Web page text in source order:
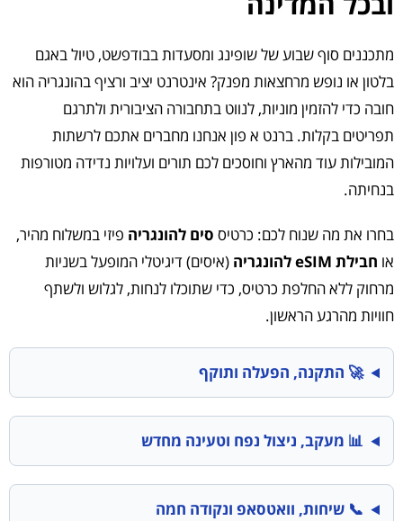
מתכננים סוף שבוע של שופינג ומסעדות בבודפשט, טיול באגם
בלטון או נופש מרחצאות מפנק? אינטרנט יציב ורציף בהונגריה הוא
חובה כדי להזמין מוניות, לנווט בתחבורה הציבורית ולתרגם
תפריטים בקלות. ברנט א פון אנחנו מחברים אתכם לרשתות
המובילות עוד מהארץ וחוסכים לכם תורים ועלויות נדידה מטורפות
בנחיתה.
בחרו את מה שנוח לכם: כרטיס סים להונגריה פיזי במשלוח מהיר,
או חבילת eSIM להונגריה
(איסים) דיגיטלי המופעל בשניות
מרחוק ללא החלפת כרטיס, כדי שתוכלו לנחות, לגלוש ולשתף
חוויות מהרגע הראשון.
🚀 התקנה, הפעלה ותוקף
📊 מעקב, ניצול נפח וטעינה מחדש
📞 שיחות, וואטסאפ ונקודה חמה